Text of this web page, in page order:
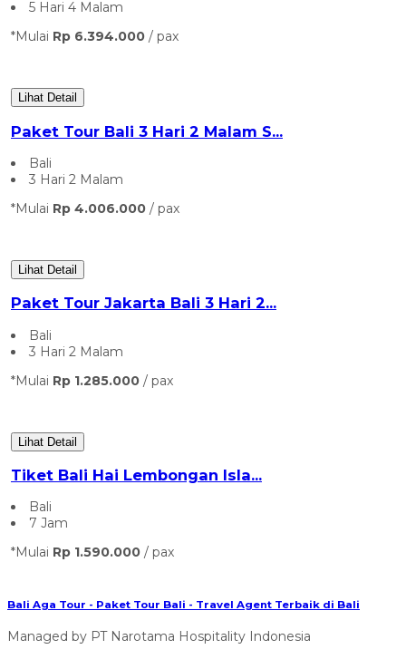
5 Hari 4 Malam
*Mulai Rp 6.394.000 / pax
Lihat Detail
Paket Tour Bali 3 Hari 2 Malam S...
Bali
3 Hari 2 Malam
*Mulai Rp 4.006.000 / pax
Lihat Detail
Paket Tour Jakarta Bali 3 Hari 2...
Bali
3 Hari 2 Malam
*Mulai Rp 1.285.000 / pax
Lihat Detail
⁠Tiket Bali Hai Lembongan Isla...
Bali
7 Jam
*Mulai Rp 1.590.000 / pax
Bali Aga Tour - Paket Tour Bali - Travel Agent Terbaik di Bali
Managed by PT Narotama Hospitality Indonesia